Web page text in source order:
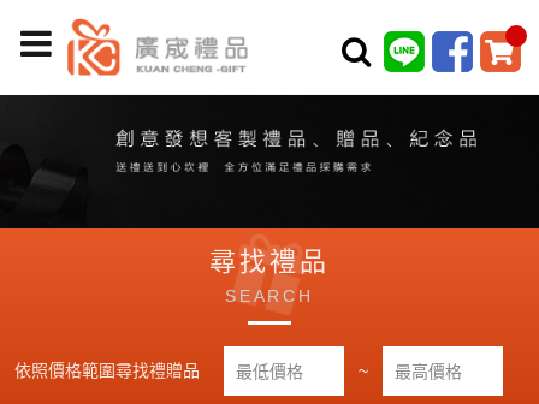
尋找禮品
SEARCH
依照價格範圍尋找禮贈品 ~